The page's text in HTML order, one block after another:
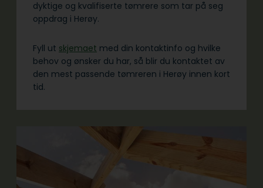
dyktige og kvalifiserte tømrere som tar på seg
oppdrag i Herøy.
Fyll ut skjemaet med din kontaktinfo og hvilke
behov og ønsker du har, så blir du kontaktet av
den mest passende tømreren i Herøy innen kort
tid.